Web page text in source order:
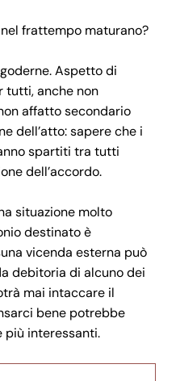
frattempo maturano?
Aspetto di
tutti, anche non
affatto secondario
dell’atto: sapere che i
spartiti tra tutti
dell’accordo.
situazione molto
destinato è
vicenda esterna può
debitoria di alcuno dei
mai intaccare il
bene potrebbe
più interessanti.